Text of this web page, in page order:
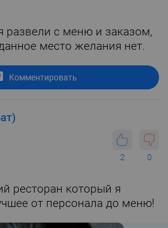
развели с меню и заказом,
место желания нет.
Комментировать
2 0
ресторан который я
от персонала до меню!